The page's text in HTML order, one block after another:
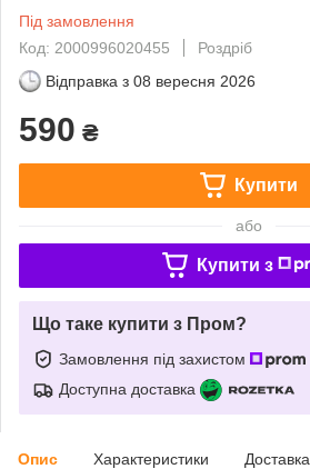
Під замовлення
Код: 2000996020455
Роздріб
Відправка з 08 вересня 2026
590 ₴
Купити
або
Купити з
Що таке купити з Пром?
Замовлення під захистом
Доступна доставка
Опис Характеристики Доставка